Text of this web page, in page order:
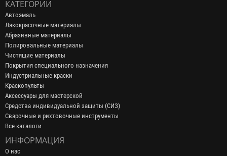
КАТЕГОРИИ
Автоэмаль
Лакокрасочные материалы
Абразивные материалы
Полировальные материалы
Чистящие материалы
Покрытия специального назначения
Индустриальные краски
Краскопульты
Аксессуары для мастерской
Средства индивидуальной защиты (СИЗ)
Сварочные и рихтовочные инструменты
Все каталоги
ИНФОРМАЦИЯ
О нас